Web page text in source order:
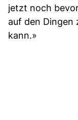
jetzt noch
auf den Dingen
kann.»